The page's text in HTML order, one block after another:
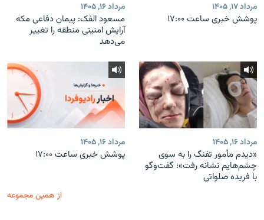
مرداد ۱۷, ۱۴۰۵
پوشش خبری ساعت ۱۷:۰۰
مرداد ۱۶, ۱۴۰۵
مسعود الفک: پیمان دفاعی مکه
آرایش امنیتی منطقه را تغییر
می‌دهد
مرداد ۱۶, ۱۴۰۵
«دیدم مأمور تفنگ را به سوی
چشم‌هایم نشانه رفت»؛ گفت‌و‌گو
با فریده صلواتی
مرداد ۱۶, ۱۴۰۵
پوشش خبری ساعت ۱۷:۰۰
از همین مجموعه